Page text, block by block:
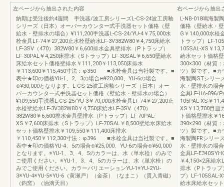
左ページから抽出された内容
納期は受注後約4週間 手洗器/波工房シリーズL-CS-24波工房釉
シリーズ（日本）オーバーカウンター式手洗器セット価格（壁
給水・壁排水の場合）¥111,200手洗器L-CS-24/YU-4￥75,000水
栓金具LF-74￥27,200止水栓壁給水LF-3V382W80￥4,750床給水
LF-3SV（470）382W80￥6,600排水金具壁排水（Pトラップ）
LF-30PAL￥4,250床排水（Sトラップ）LF-30SAL￥6,650壁給水
床給水セット価格壁排水￥111,200￥113,050床排水
￥113,600￥115,450寸法：φ350 ■水栓金具は当社製です。■
表中★印の価格YU-1、2、3の場合⊖¥20,000、YU-6の場合
⊕¥30,000となります。L-CS-25波工房釉シリーズ（日本）オー
バーカウンター式手洗器セット価格（壁給水・壁排水の場合）
¥109,550手洗器L-CS-25/YU-3￥70,000水栓金具LF-74￥27,200止
水栓壁給水LF-3V382W80￥4,750床給水LF-3SV（470）
382W80￥6,600排水金具壁排水（Pトラップ）LF-70PAL-
XS￥7,600床排水（Sトラップ）LF-70SAL￥8,500壁給水床給水
セット価格壁排水￥109,550￥111,400床排水
￥110,450￥112,300寸法：φ396 ■水栓金具は当社製です。■
表中★印の価格YU-4、5の場合⊕¥25,000、YU-6の場合⊕¥60,000
となります。※YU-1、3、4、5のカラーは、水（単水栓）のみで
ご使用ください。※YU-1、3、4、5のカラーは、水（単水栓）の
みでご使用ください。カラーバリエーションYU-1※YU-2YU-
3※YU-4※YU-5※YU-6（黄瀬戸）（金茶）（なまこ）（貫入青磁）
（鈞窯）（油滴天目）
右ページから抽出
L-NB-018鳴海製
価格（壁給水・
G￥140,000水栓
トラップ）LF-
105SAL-XS￥
給水セット価格
300×300（材質
ツ）製です。■
海製陶STシリー
水・壁排水の場
金具LF-HA-096/
105PAL-XS￥
XS￥13,700目皿
ト価格壁排水￥
390×290（材質
ツ）製です。■
海製陶FRシリー
水・壁排水の場
金具LF-
￥4,150×2床給
排水（Pトラップ
プ）LF-105SAL-
給水床給水セッ